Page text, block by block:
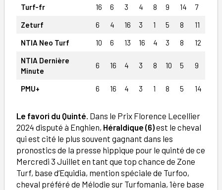
Turf-fr
16 6 3 4 8 9 14
7
Zeturf
6 4 16 3 1 5 8
11
NTIA Neo Turf
10 6 13 16 4 3 8
12
NTIA Dernière
Minute
6 16 4 3 8 10 5 9
PMU+ 6 16 4 3 1 8 5 14
Le favori du Quinté. Dans le Prix Florence Lecellier
2024 disputé à Enghien, Héraldique (6)est le cheval
qui est cité le plus souvent gagnant dans les
pronostics de la presse hippique pour le quinté de ce
Mercredi 3 Juillet en tant que top chance de Zone
Turf, base d’Equidia, mention spéciale de Turfoo,
cheval préféré de Mélodie sur Turfomania, 1ère base